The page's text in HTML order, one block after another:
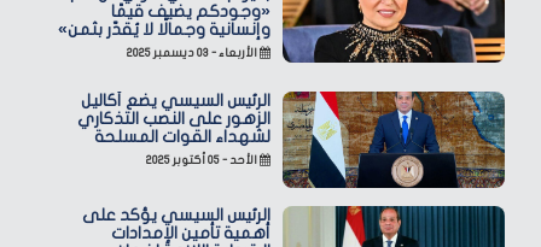
«وجودكم يضيف قيمًا
وإنسانية وجمالًا لا يُقدّر بثمن»
الأربعاء - ٠٣ ديسمبر ٢٠٢٥
الرئيس السيسي يضع أكاليل
الزهور على النصب التذكاري
لشهداء القوات المسلحة
الأحد - ٠٥ أكتوبر ٢٠٢٥
الرئيس السيسي يؤكد على
أهمية تأمين الإمدادات